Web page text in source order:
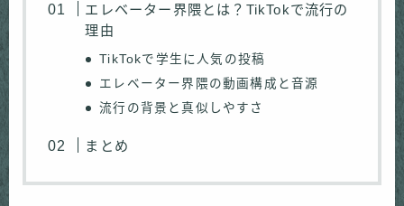
エレベーター界隈とは？TikTokで流行の
理由
TikTokで学生に人気の投稿
エレベーター界隈の動画構成と音源
流行の背景と真似しやすさ
まとめ